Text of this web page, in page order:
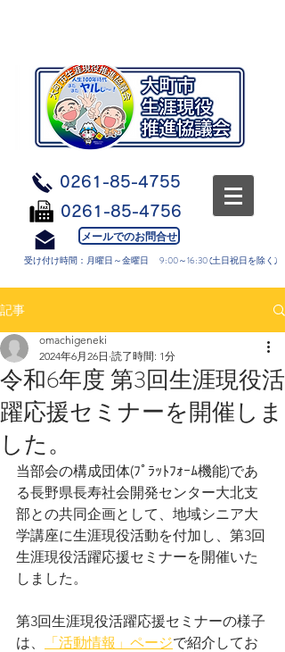
0261-85-4755
0261-85-4756
メールでのお問合せ
受け付け時間：月曜日～金曜日 9:00～16:30 (土日祝日を除く)
記事
令和6年度 第3回生涯現役活
躍応援セミナーを開催しま
した。
omachigeneki
2024年6月26日 読了時間: 1分
当部会の構成団体(ﾌﾟﾗｯﾄﾌｫｰﾑ機能)であ
る長野県長寿社会開発センター大北支
部との共同企画として、地域シニア大
学講座に生涯現役活動を付加し、第3回
生涯現役活躍応援セミナーを開催いた
しました。
第3回生涯現役活躍応援セミナーの様子
は、
「活動情報」ページで紹介してお